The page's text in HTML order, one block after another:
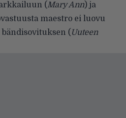
(Mary Ann) ja
maestro ei luovu
( Uuteen